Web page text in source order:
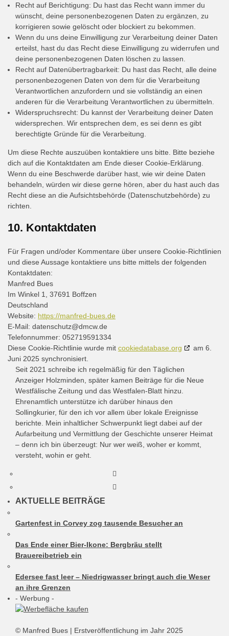
Recht auf Berichtigung: Du hast das Recht wann immer du
wünscht, deine personenbezogenen Daten zu ergänzen, zu
korrigieren sowie gelöscht oder blockiert zu bekommen.
Wenn du uns deine Einwilligung zur Verarbeitung deiner Daten
erteilst, hast du das Recht diese Einwilligung zu widerrufen und
deine personenbezogenen Daten löschen zu lassen.
Recht auf Datenübertragbarkeit: Du hast das Recht, alle deine
personenbezogenen Daten von dem für die Verarbeitung
Verantwortlichen anzufordern und sie vollständig an einen
anderen für die Verarbeitung Verantwortlichen zu übermitteln.
Widerspruchsrecht: Du kannst der Verarbeitung deiner Daten
widersprechen. Wir entsprechen dem, es sei denn es gibt
berechtigte Gründe für die Verarbeitung.
Um diese Rechte auszuüben kontaktiere uns bitte. Bitte beziehe
dich auf die Kontaktdaten am Ende dieser Cookie-Erklärung.
Wenn du eine Beschwerde darüber hast, wie wir deine Daten
behandeln, würden wir diese gerne hören, aber du hast auch das
Recht diese an die Aufsichtsbehörde (Datenschutzbehörde) zu
richten.
10. Kontaktdaten
Für Fragen und/oder Kommentare über unsere Cookie-Richtlinien
und diese Aussage kontaktiere uns bitte mittels der folgenden
Kontaktdaten:
Manfred Bues
Im Winkel 1, 37691 Boffzen
Deutschland
Website: https://manfred-bues.de
E-Mail: datenschutz@dmcw.de
Telefonnummer: 052719591334
Diese Cookie-Richtlinie wurde mit cookiedatabase.org
am 6.
Juni 2025 synchronisiert.
Seit 2021 schreibe ich regelmäßig für den Täglichen
Anzeiger Holzminden, später kamen Beiträge für die Neue
Westfälische Zeitung und das Westfalen-Blatt hinzu.
Ehrenamtlich unterstütze ich darüber hinaus den
Sollingkurier, für den ich vor allem über lokale Ereignisse
berichte. Mein inhaltlicher Schwerpunkt liegt dabei auf der
Aufarbeitung und Vermittlung der Geschichte unserer Heimat
– denn ich bin überzeugt: Nur wer weiß, woher er kommt,
versteht, wohin er geht.
AKTUELLE BEITRÄGE
Gartenfest in Corvey zog tausende Besucher an
Das Ende einer Bier-Ikone: Bergbräu stellt
Brauereibetrieb ein
Edersee fast leer – Niedrigwasser bringt auch die Weser
an ihre Grenzen
- Werbung -
© Manfred Bues | Erstveröffentlichung im Jahr 2025